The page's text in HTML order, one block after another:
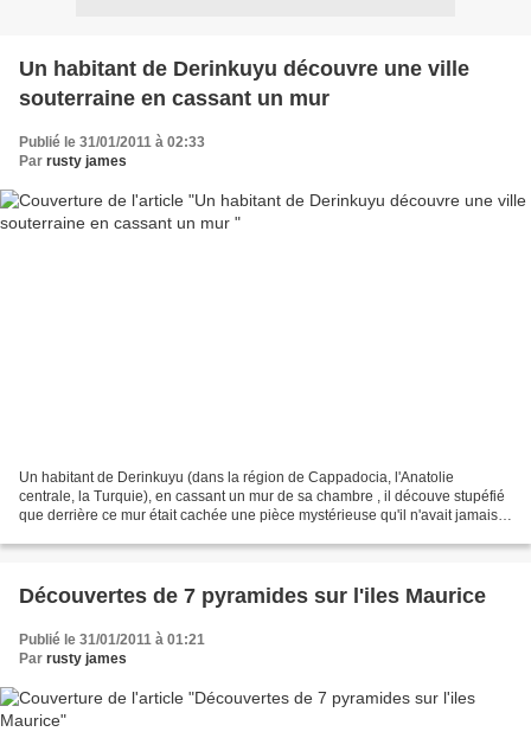
Un habitant de Derinkuyu découvre une ville
souterraine en cassant un mur
Publié le 31/01/2011 à 02:33
Par rusty james
Un habitant de Derinkuyu (dans la région de Cappadocia, l'Anatolie
centrale, la Turquie), en cassant un mur de sa chambre , il découve stupéfié
que derrière ce mur était cachée une pièce mystérieuse qu'il n'avait jamais
Découvertes de 7 pyramides sur l'iles Maurice
Publié le 31/01/2011 à 01:21
Par rusty james